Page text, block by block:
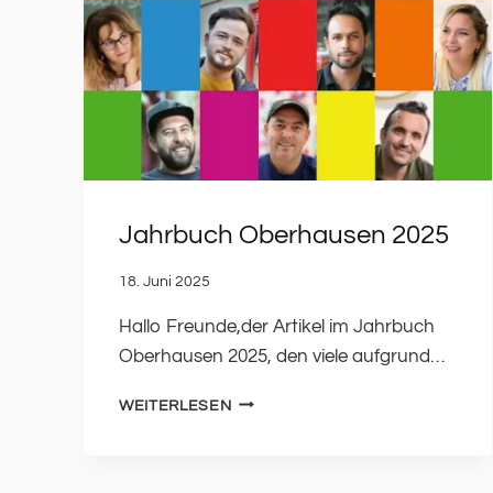
Jahrbuch Oberhausen 2025
18. Juni 2025
Hallo Freunde,der Artikel im Jahrbuch
Oberhausen 2025, den viele aufgrund…
WEITERLESENJAHRBUCH